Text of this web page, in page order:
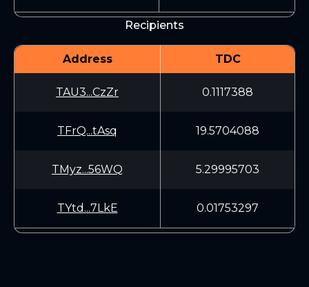
Recipients
Address TDC
TAU3...CzZr 0.1117388
TFrQ...tAsq 19.5704088
TMyz...56WQ 5.29995703
TYtd...7LkE 0.01753297